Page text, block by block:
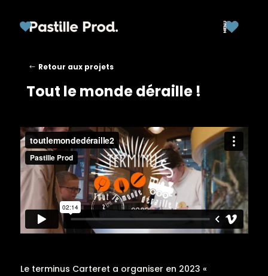
Retour aux projets
Tout le monde déraille !
Le terminus Carteret a organiser en 2023 «